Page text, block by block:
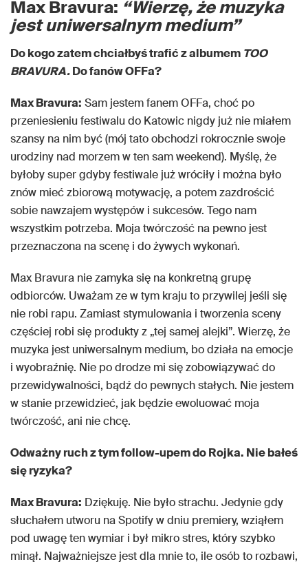
Max Bravura: “Wierzę, że muzyka
jest uniwersalnym medium”
Do kogo zatem chciałbyś trafićz albumem TOO
BRAVURA.Do fanów OFFa?
Max Bravura: Sam jestem fanem OFFa, choć po
przeniesieniu festiwalu do Katowic nigdy już nie miałem
szansy na nim być (mój tato obchodzi rokrocznie swoje
urodziny nad morzem w ten sam weekend). Myślę, że
byłoby super gdyby festiwale już wróciły i można było
znów mieć zbiorową motywację, a potem zazdrościć
sobie nawzajem występów i sukcesów. Tego nam
wszystkim potrzeba. Moja twórczość na pewno jest
przeznaczona na scenę i do żywych wykonań.
Max Bravura nie zamyka się na konkretną grupę
odbiorców. Uważam ze w tym kraju to przywilej jeśli się
nie robi rapu. Zamiast stymulowania i tworzenia sceny
częściej robi się produkty z „tej samej alejki”. Wierzę, że
muzyka jest uniwersalnym medium, bo działa na emocje
i wyobraźnię. Nie po drodze mi się zobowiązywać do
przewidywalności, bądź do pewnych stałych. Nie jestem
w stanie przewidzieć, jak będzie ewoluować moja
twórczość, ani nie chcę.
Odważny ruch z tym follow-upem do Rojka. Nie bałeś
się ryzyka?
Max Bravura: Dziękuję. Nie było strachu. Jedynie gdy
słuchałem utworu na Spotify w dniu premiery, wziąłem
pod uwagę ten wymiar i był mikro stres, który szybko
minął. Najważniejsze jest dla mnie to, ile osób to rozbawi,